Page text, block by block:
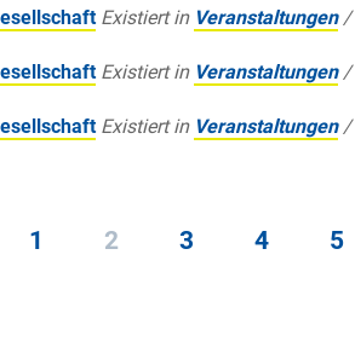
Existiert in Veranstaltungen /
Existiert in Veranstaltungen /
Existiert in Veranstaltungen /
1 2 3 4 5